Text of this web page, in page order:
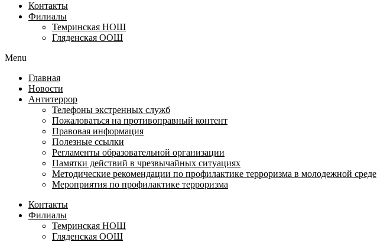
Контакты
Филиалы
Темринская НОШ
Гляденская ООШ
Menu
Главная
Новости
Антитеррор
Телефоны экстренных служб
Пожаловаться на противоправный контент
Правовая информация
Полезные ссылки
Регламенты образовательной организации
Памятки действий в чрезвычайных ситуациях
Методические рекомендации по профилактике терроризма в молодежной среде
Мероприятия по профилактике терроризма
Контакты
Филиалы
Темринская НОШ
Гляденская ООШ